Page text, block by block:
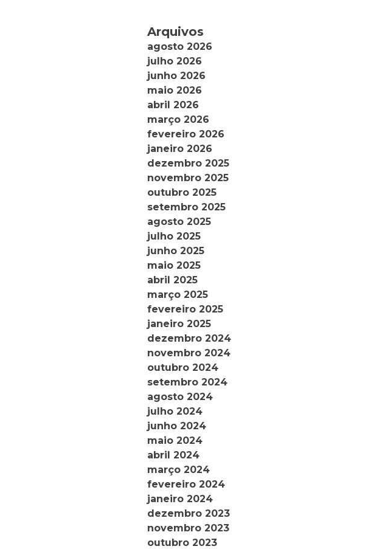
Arquivos
agosto 2026
julho 2026
junho 2026
maio 2026
abril 2026
março 2026
fevereiro 2026
janeiro 2026
dezembro 2025
novembro 2025
outubro 2025
setembro 2025
agosto 2025
julho 2025
junho 2025
maio 2025
abril 2025
março 2025
fevereiro 2025
janeiro 2025
dezembro 2024
novembro 2024
outubro 2024
setembro 2024
agosto 2024
julho 2024
junho 2024
maio 2024
abril 2024
março 2024
fevereiro 2024
janeiro 2024
dezembro 2023
novembro 2023
outubro 2023